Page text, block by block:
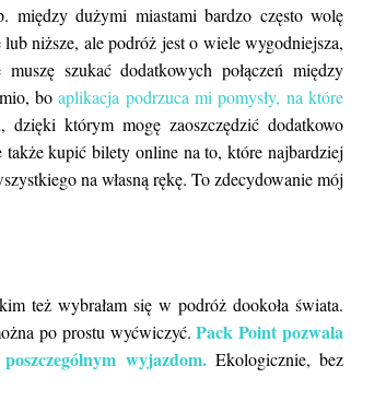
między dużymi miastami bardzo często wolę
niższe, ale podróż jest o wiele wygodniejsza,
szukać dodatkowych połączeń między
boaplikacja podrzuca mi pomysły, na które
dzięki którym mogę zaoszczędzić dodatkowo
kupić bilety online na to, które najbardziej
na własną rękę. To zdecydowanie mój
też wybrałam się w podróż dookoła świata.
po prostu wyćwiczyć.Pack Point pozwala
wyjazdom.Ekologicznie, bez